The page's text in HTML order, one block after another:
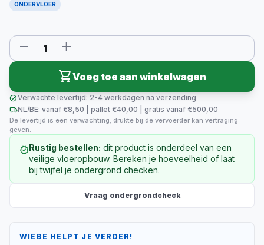
ONDERVLOER
remove
add
shopping_cartVoeg toe aan winkelwagen
check_circleVerwachte levertijd: 2-4 werkdagen na verzending
local_shippingNL/BE: vanaf €8,50 | pallet €40,00 | gratis vanaf €500,00
De levertijd is een verwachting; drukte bij de vervoerder kan vertraging
geven.
verifiedRustig bestellen: dit product is onderdeel van een
veilige vloeropbouw. Bereken je hoeveelheid of laat
bij twijfel je ondergrond checken.
Vraag ondergrondcheck
WIEBE HELPT JE VERDER!